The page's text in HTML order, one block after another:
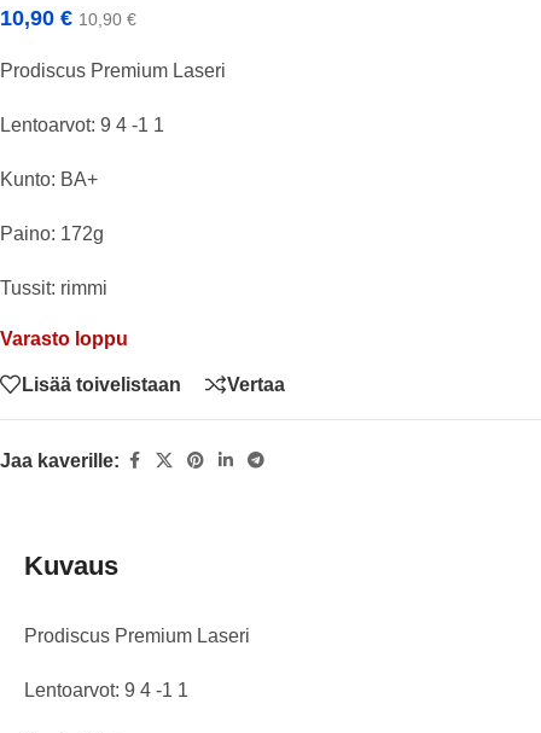
10,90 € 10,90 €
Prodiscus Premium Laseri
Lentoarvot: 9 4 -1 1
Kunto: BA+
Paino: 172g
Tussit: rimmi
Varasto loppu
Lisää toivelistaan Vertaa
Jaa kaverille:
Kuvaus
Prodiscus Premium Laseri
Lentoarvot: 9 4 -1 1